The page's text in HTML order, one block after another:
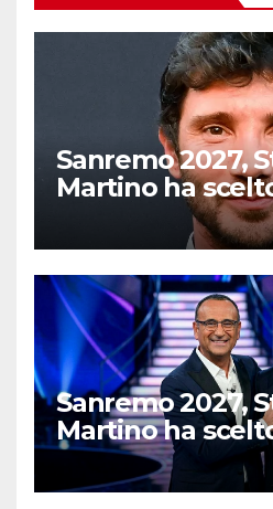
Sanremo 2027,
Martino ha
in gara (non è
Sanremo 2027,
Martino ha
cantante